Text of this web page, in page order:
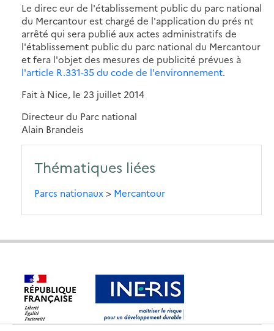
Le direc eur de l'établissement public du parc national
du Mercantour est chargé de l'application du prés nt
arrêté qui sera publié aux actes administratifs de
l'établissement public du parc national du Mercantour
et fera l'objet des mesures de publicité prévues à
l'article R.331-35 du code de l'environnement.
Fait à Nice, le 23 juillet 2014
Directeur du Parc national
Alain Brandeis
Thématiques liées
Parcs nationaux> Mercantour